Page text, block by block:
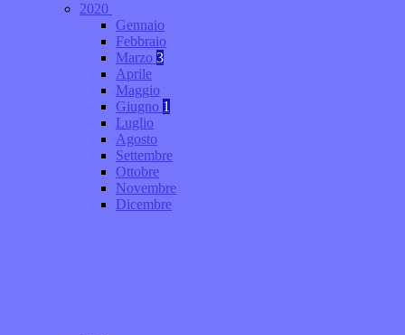
2020
Gennaio
Febbraio
Marzo 3
Aprile
Maggio
Giugno 1
Luglio
Agosto
Settembre
Ottobre
Novembre
Dicembre